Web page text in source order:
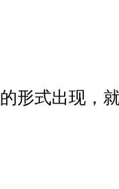
形式出现，